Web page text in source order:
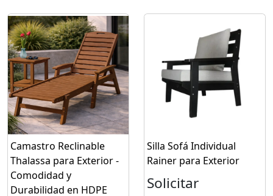
Camastro Reclinable
Thalassa para Exterior -
Comodidad y
Durabilidad en HDPE
Silla Sofá Individual
Rainer para Exterior
Solicitar